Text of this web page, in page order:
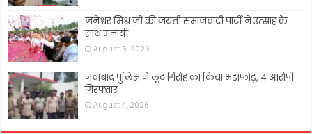
जनेश्वर मिश्र जी की जयंती समाजवादी पार्टी ने उत्साह के
साथ मनायी
August 5, 2026
नवाबाद पुलिस ने लूट गिरोह का किया भंडाफोड़, 4 आरोपी
गिरफ्तार
August 4, 2026